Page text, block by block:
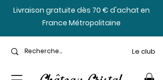
​Livraison gratuite dès 70 € d'achat en
France Métropolitaine
Le club